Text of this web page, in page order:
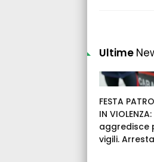
Ultime
FESTA
IN
aggredisce
vigili.